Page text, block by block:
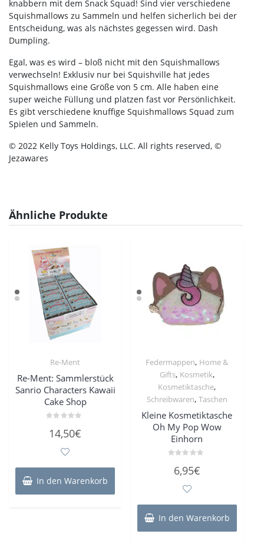
knabbern mit dem Snack Squad! Sind vier verschiedene
Squishmallows zu Sammeln und helfen sicherlich bei der
Entscheidung, was als nächstes gegessen wird. Dash
Dumpling.
Egal, was es wird – bloß nicht mit den Squishmallows
verwechseln! Exklusiv nur bei Squishville hat jedes
Squishmallows eine Größe von 5 cm. Alle haben eine
super weiche Füllung und platzen fast vor Persönlichkeit.
Es gibt verschiedene knuffige Squishmallows Squad zum
Spielen und Sammeln.
© 2022 Kelly Toys Holdings, LLC. All rights reserved, ©
Jezawares
Ähnliche Produkte
Re-Ment
Re-Ment: Sammlerstück
Sanrio Characters Kawaii
Cake Shop
mit
14,50€
In den Warenkorb
Federmappen, Home &
Gifts, Kosmetik,
Kosmetiktasche,
Schreibwaren, Taschen
Kleine Kosmetiktasche
Oh My Pop Wow
Einhorn
mit6,95€
In den Warenkorb